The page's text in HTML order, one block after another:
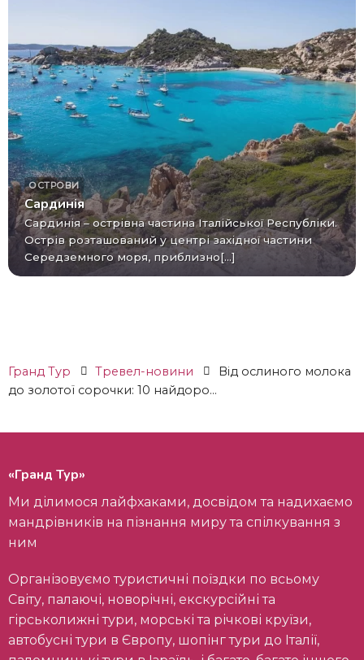
ОСТРОВИ
Сардинія
Сардинія – острівна частина Італійської Республіки.
Острів розташований у центрі західної частини
Середземного моря, приблизно[...]
Гранд Тур Тревел-новини
Від ослиного молока
до золотої сорочки: 10 найдоро...
«Гранд Тур»
Ми ділимося лайфхаками, досвідом та надихаємо
мандрівників на пізнання миру та спілкування з
ним
Організовуємо туристичні поїздки по всьому
Світу, палаючі, новорічні, екскурсійні та
гірськолижні тури, морські та річкові круїзи,
автобусні тури в Європу, шопінг тури до Італії,